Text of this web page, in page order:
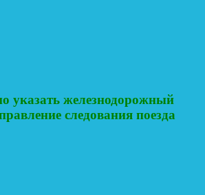
указать железнодорожный
следования поезда